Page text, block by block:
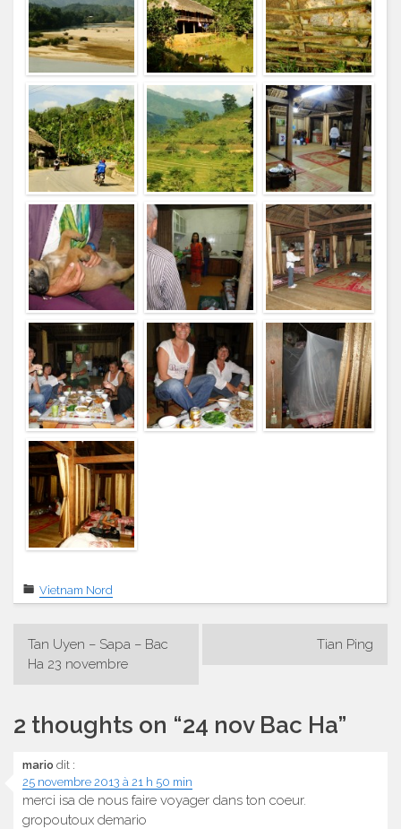
Vietnam Nord
Navigation
de
Tan Uyen – Sapa – Bac
Ha 23 novembre
Tian Ping
2 thoughts on “24 nov Bac Ha”
mario dit :
25 novembre 2013 à 21 h 50 min
merci isa de nous faire voyager dans ton coeur.
gropoutoux demario